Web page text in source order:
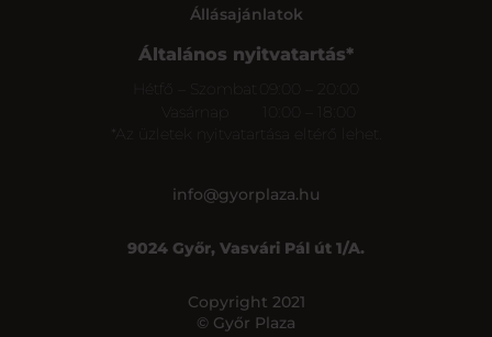
Állásajánlatok
Általános nyitvatartás*
*Az üzletek nyitvatartása eltérő lehet.
info@gyorplaza.hu
9024 Győr, Vasvári Pál út 1/A.
Copyright 2021
© Győr Plaza